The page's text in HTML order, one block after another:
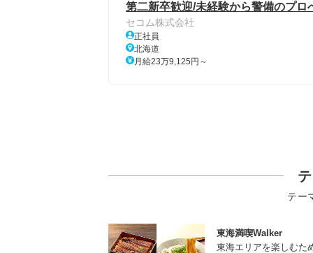
第二新卒歓迎/未経験から警備のプロ
セコム株式会社
正社員
北海道
月給23万9,125円～
テー
東海満喫Walker
東海エリアを楽しむた